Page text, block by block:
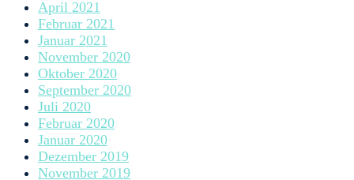
April 2021
Februar 2021
Januar 2021
November 2020
Oktober 2020
September 2020
Juli 2020
Februar 2020
Januar 2020
Dezember 2019
November 2019